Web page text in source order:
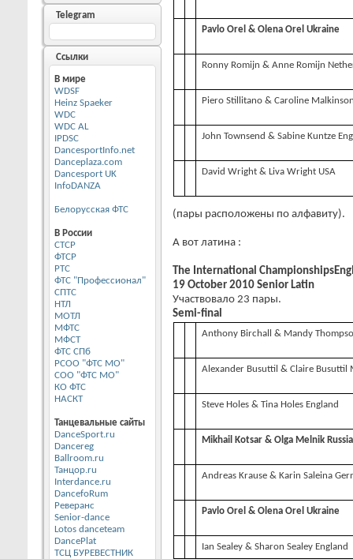
Telegram
Ссылки
В мире
WDSF
Heinz Spaeker
WDC
WDC AL
IPDSC
DancesportInfo.net
Danceplaza.com
Dancesport UK
InfoDANZA
Белорусская ФТС
В России
CТСР
ФТСР
РТС
ФТС "Профессионал"
СПТС
НТЛ
МОТЛ
МФТС
МФСТ
ФТС СПб
РСОО "ФТС МО"
СОО "ФТС МО"
КО ФТС
НАСКТ
Танцевальные сайты
DanceSport.ru
Dancereg
Ballroom.ru
Танцор.ru
Interdance.ru
DancefoRum
Реверанс
Senior-dance
Lotos danceteam
DancePlat
ТСЦ БУРЕВЕСТНИК
Pavlo Orel & Olena Orel Ukraine
Ronny Romijn & Anne Romijn
Piero Stillitano & Caroline
John Townsend & Sabine Kuntze
David Wright & Liva Wright USA
(пары расположены по алфавиту).
А вот латина :
The International Championships
19 October 2010 Senior Latin
Участвовало 23 пары.
Semi-final
Anthony Birchall & Mandy
Alexander Busuttil & Claire Busuttil
Steve Holes & Tina Holes England
Mikhail Kotsar & Olga Melnik Russia
Andreas Krause & Karin Saleina
Pavlo Orel & Olena Orel Ukraine
Ian Sealey & Sharon Sealey England